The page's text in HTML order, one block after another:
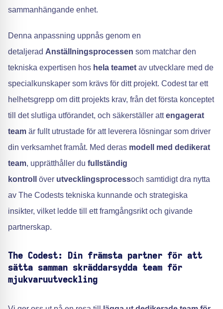
sammanhängande enhet.
Denna anpassning uppnås genom en
detaljerad Anställningsprocessen som matchar den
tekniska expertisen hos hela teamet av utvecklare med de
specialkunskaper som krävs för ditt projekt. Codest tar ett
helhetsgrepp om ditt projekts krav, från det första konceptet
till det slutliga utförandet, och säkerställer attengagerat
team är fullt utrustade för att leverera lösningar som driver
din verksamhet framåt. Med deras modell med dedikerat
team, upprätthåller du fullständig
kontroll
över utvecklingsprocessoch samtidigt dra nytta
av The Codests tekniska kunnande och strategiska
insikter, vilket ledde till ett framgångsrikt och givande
partnerskap.
The Codest: Din främsta partner för att
sätta samman skräddarsydda team för
mjukvaruutveckling